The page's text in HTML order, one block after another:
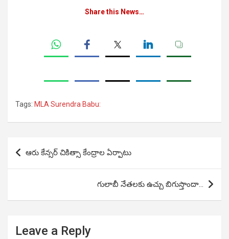
Share this News…
Tags: MLA Surendra Babu:
Post
navigation
ఆరు కేన్సర్ చికిత్సా కేంద్రాల ఏర్పాటు
గులాబీ నేతలకు ఉచ్చు బిగుస్తొందా…
Leave a Reply